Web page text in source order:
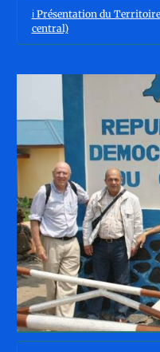
ℹ️ Présentation du
central)